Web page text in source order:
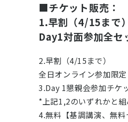
■チケット販売：
1.早割（4/15まで）
Day1対面参加全
2.早割（4/15まで）
全日オンライン参加限
3.Day 1懇親会参加チ
*上記1,2のいずれかと組
4.無料【基調講演、無料